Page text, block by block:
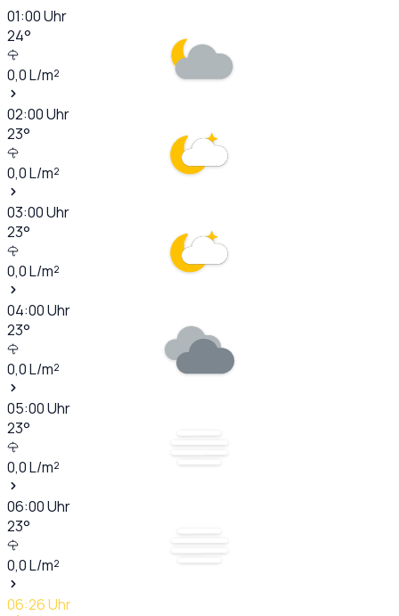
01:00Uhr
24°
0,0L/m²
02:00Uhr
23°
0,0L/m²
03:00Uhr
23°
0,0L/m²
04:00Uhr
23°
0,0L/m²
05:00Uhr
23°
0,0L/m²
06:00Uhr
23°
0,0L/m²
06:26Uhr